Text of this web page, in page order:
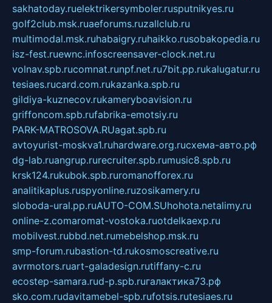
sakhatoday.ruelektrikersymboler.rusputnikyes.ru
golf2club.msk.ruaeforums.ruzallclub.ru
multimodal.msk.ruhabaigry.ruhaikko.rusobakopedia.ru
isz-fest.ruewnc.infoscreensaver-clock.net.ru
volnav.spb.rucomnat.runpf.net.ru7bit.pp.rukalugatur.ru
tesiaes.rucard.com.rukazanka.spb.ru
gildiya-kuznecov.rukameryboavision.ru
griffoncom.spb.rufabrika-emotsiy.ru
PARK-MATROSOVA.RUagat.spb.ru
avtoyurist-moskva1.ruhardware.org.ruсхема-авто.рф
dg-lab.ruangrup.rurecruiter.spb.rumusic8.spb.ru
krsk124.rukubok.spb.ruromanofforex.ru
analitikaplus.ruspyonline.ruzosikamery.ru
sloboda-ural.pp.ruAUTO-COM.SUhohota.netalimy.ru
online-z.comaromat-vostoka.ruotdelkaexp.ru
mobilvest.rubbd.net.rumebelshop.msk.ru
smp-forum.rubastion-td.rukosmoscreative.ru
avrmotors.ruart-galadesign.rutiffany-c.ru
ecostep-samara.rud-p.spb.ruгалактика73.рф
sko.com.rudavitamebel-spb.rufotsis.rutesiaes.ru